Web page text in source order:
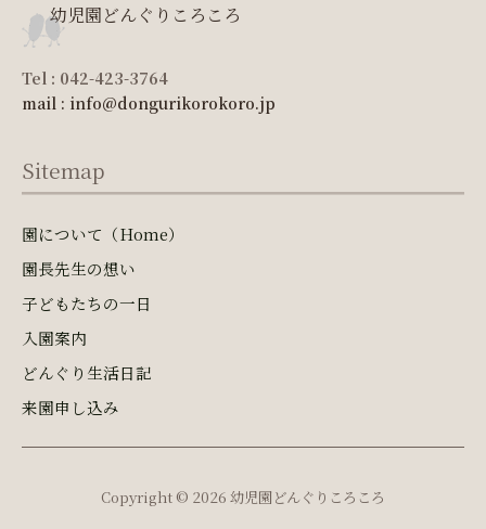
幼児園どんぐりころころ
Tel : 042-423-3764
mail : info@dongurikorokoro.jp
Sitemap
園について（Home）
園長先生の想い
子どもたちの一日
入園案内
どんぐり生活日記
来園申し込み
Copyright © 2026 幼児園どんぐりころころ